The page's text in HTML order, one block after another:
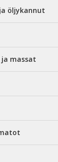
öljykannut
massat